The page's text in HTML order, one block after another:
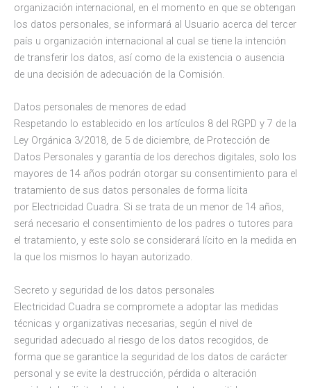
organización internacional, en el momento en que se obtengan
los datos personales, se informará al Usuario acerca del tercer
país u organización internacional al cual se tiene la intención
de transferir los datos, así como de la existencia o ausencia
de una decisión de adecuación de la Comisión.
Datos personales de menores de edad
Respetando lo establecido en los artículos 8 del RGPD y 7 de la
Ley Orgánica 3/2018, de 5 de diciembre, de Protección de
Datos Personales y garantía de los derechos digitales, solo los
mayores de 14 años podrán otorgar su consentimiento para el
tratamiento de sus datos personales de forma lícita
por Electricidad Cuadra. Si se trata de un menor de 14 años,
será necesario el consentimiento de los padres o tutores para
el tratamiento, y este solo se considerará lícito en la medida en
la que los mismos lo hayan autorizado.
Secreto y seguridad de los datos personales
Electricidad Cuadra se compromete a adoptar las medidas
técnicas y organizativas necesarias, según el nivel de
seguridad adecuado al riesgo de los datos recogidos, de
forma que se garantice la seguridad de los datos de carácter
personal y se evite la destrucción, pérdida o alteración